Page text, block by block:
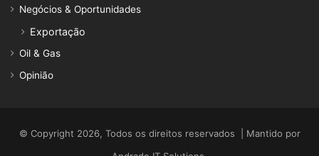
Negócios & Oportunidades
Exportação
Oil & Gas
Opinião
© Copyright 2026, Todos os direitos reservados | Mantido por